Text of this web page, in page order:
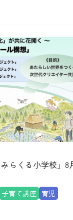
らくる小学校」8
子育て講座 育児